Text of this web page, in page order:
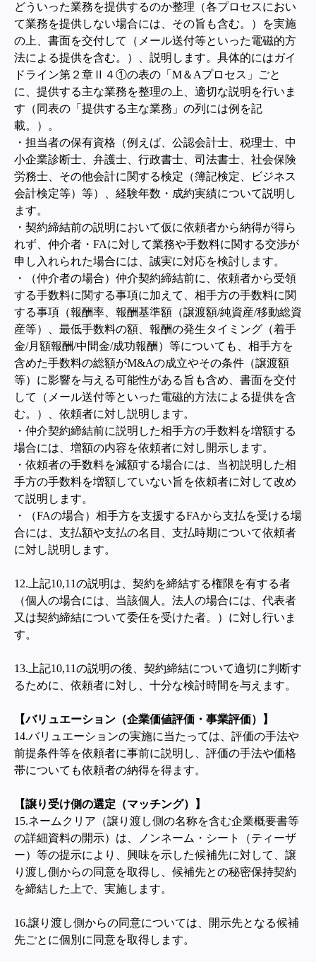
どういった業務を提供するのか整理（各プロセスにおい
て業務を提供しない場合には、その旨も含む。）を実施
の上、書面を交付して（メール送付等といった電磁的方
法による提供を含む。）、説明します。 具体的にはガイ
ドライン第２章Ⅱ４①の表の「M＆Aプロセス」ごと
に、提供する主な業務を整理の上、適切な説明を行いま
す（同表の「提供する主な業務」の列には例を記
載。）。
・担当者の保有資格（例えば、公認会計士、税理士、中
小企業診断士、弁護士、行政書士、司法書士、社会保険
労務士、その他会計に関する検定（簿記検定、ビジネス
会計検定等）等）、経験年数・成約実績について説明し
ます。
・契約締結前の説明において仮に依頼者から納得が得ら
れず、仲介者・FAに対して業務や手数料に関する交渉が
申し入れられた場合には、誠実に対応を検討します。
・（仲介者の場合）仲介契約締結前に、依頼者から受領
する手数料に関する事項に加えて、相手方の手数料に関
する事項（報酬率、報酬基準額（譲渡額/純資産/移動総資
産等）、最低手数料の額、報酬の発生タイミング（着手
金/月額報酬/中間金/成功報酬）等についても、相手方を
含めた手数料の総額がM&Aの成立やその条件（譲渡額
等）に影響を与える可能性がある旨も含め、書面を交付
して（メール送付等といった電磁的方法による提供を含
む。）、依頼者に対し説明します。
・仲介契約締結前に説明した相手方の手数料を増額する
場合には、増額の内容を依頼者に対し開示します。
・依頼者の手数料を減額する場合には、当初説明した相
手方の手数料を増額していない旨を依頼者に対して改め
て説明します。
・（FAの場合）相手方を支援するFAから支払を受ける場
合には、支払額や支払の名目、支払時期について依頼者
に対し説明します。
12. 上記10,11の説明は、契約を締結する権限を有する者
（個人の場合には、当該個人。法人の場合には、代表者
又は契約締結について委任を受けた者。）に対し行いま
す。
13. 上記10,11の説明の後、契約締結について適切に判断す
るために、依頼者に対し、十分な検討時間を与えます。
【バリュエーション（企業価値評価・事業評価）】
14.バリュエーションの実施に当たっては、評価の手法や
前提条件等を依頼者に事前に説明し、評価の手法や価格
帯についても依頼者の納得を得ます。
【譲り受け側の選定（マッチング）】
15.ネームクリア（譲り渡し側の名称を含む企業概要書等
の詳細資料の開示）は、ノンネーム・シート（ティーザ
ー）等の提示により、興味を示した候補先に対して、譲
り渡し側からの同意を取得し、候補先との秘密保持契約
を締結した上で、実施します。
16.譲り渡し側からの同意については、開示先となる候補
先ごとに個別に同意を取得します。